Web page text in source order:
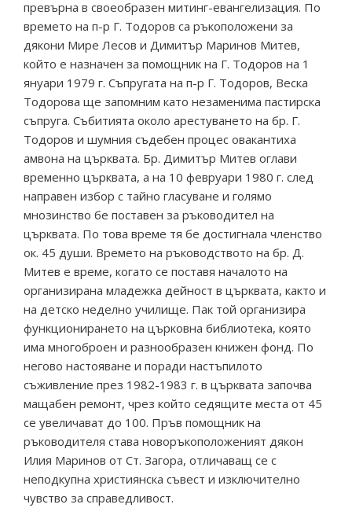
превърна в своеобразен митинг-евангелизация. По
времето на п-р Г. Тодоров са ръкоположени за
дякони Мире Лесов и Димитър Маринов Митев,
който е назначен за помощник на Г. Тодоров на 1
януари 1979 г. Съпругата на п-р Г. Тодоров, Веска
Тодорова ще запомним като незаменима пастирска
съпруга. Събитията около арестуването на бр. Г.
Тодоров и шумния съдебен процес овакантиха
амвона на църквата. Бр. Димитър Митев оглави
временно църквата, а на 10 февруари 1980 г. след
направен избор с тайно гласуване и голямо
мнозинство бе поставен за ръководител на
църквата. По това време тя бе достигнала членство
ок. 45 души. Времето на ръководството на бр. Д.
Митев е време, когато се поставя началото на
организирана младежка дейност в църквата, както и
на детско неделно училище. Пак той организира
функционирането на църковна библиотека, която
има многоброен и разнообразен книжен фонд. По
негово настояване и поради настъпилото
съживление през 1982-1983 г. в църквата започва
мащабен ремонт, чрез който седящите места от 45
се увеличават до 100. Пръв помощник на
ръководителя става новоръкоположеният дякон
Илия Маринов от Ст. Загора, отличаващ се с
неподкупна християнска съвест и изключително
чувство за справедливост.